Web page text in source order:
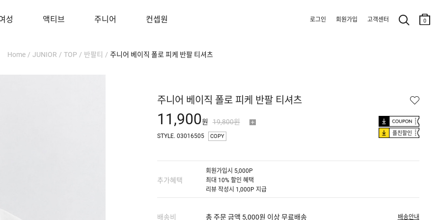
성 액티브 주니어 컨셉원 로그인 회원가입 고객센터 0
Home / JUNIOR / TOP / 반팔티 / 주니어 베이직 폴로 피케 반팔 티셔츠
주니어 베이직 폴로 피케 반팔 티셔츠
11,900원 19,800원
플친할인
STYLE. 03016505 COPY
추가혜택
회원가입시 5,000P
최대 10% 할인 혜택
리뷰 작성시 1,000P 지급
배송비 총 주문 금액 5,000원 이상 무료배송 배송안내